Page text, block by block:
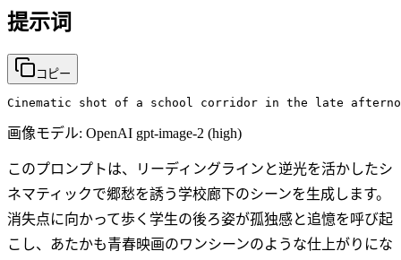
提示词
コピー
Cinematic shot of a school corridor in the late
画像モデル: OpenAI gpt-image-2 (high)
このプロンプトは、リーディングラインと逆光を活かしたシ
ネマティックで郷愁を誘う学校廊下のシーンを生成します。
消失点に向かって歩く学生の後ろ姿が孤独感と追憶を呼び起
こし、あたかも青春映画のワンシーンのような仕上がりにな